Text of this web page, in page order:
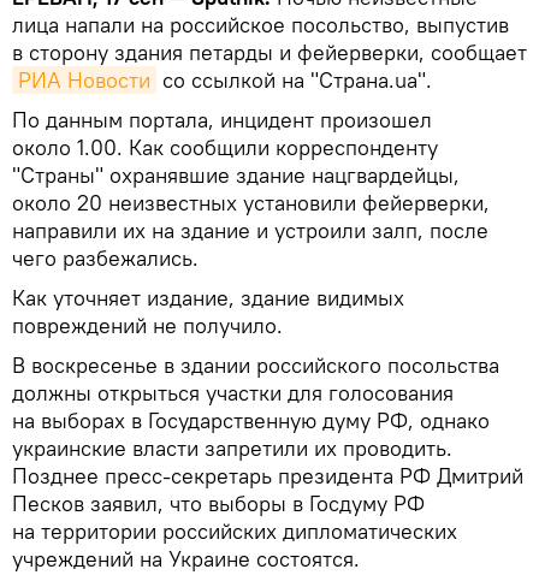
лица напали на российское посольство, выпустив
в сторону здания петарды и фейерверки, сообщает
РИА Новости со ссылкой на "Страна.ua".
По данным портала, инцидент произошел
около 1.00. Как сообщили корреспонденту
"Страны" охранявшие здание нацгвардейцы,
около 20 неизвестных установили фейерверки,
направили их на здание и устроили залп, после
чего разбежались.
Как уточняет издание, здание видимых
повреждений не получило.
В воскресенье в здании российского посольства
должны открыться участки для голосования
на выборах в Государственную думу РФ, однако
украинские власти запретили их проводить.
Позднее пресс-секретарь президента РФ Дмитрий
Песков заявил, что выборы в Госдуму РФ
на территории российских дипломатических
учреждений на Украине состоятся.